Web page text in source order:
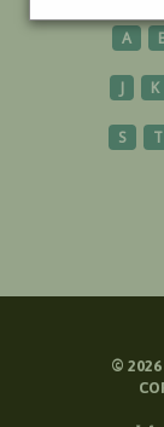
A
J K
S T
© 2026